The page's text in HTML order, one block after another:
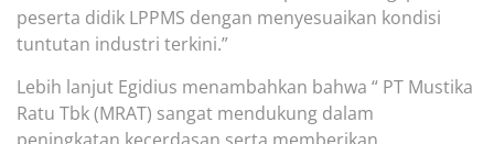
peserta didik LPPMS dengan menyesuaikan kondisi
tuntutan industri terkini.”
Lebih lanjut Egidius menambahkan bahwa “ PT Mustika
Ratu Tbk(MRAT) sangat mendukung dalam
peningkatan kecerdasan serta memberikan